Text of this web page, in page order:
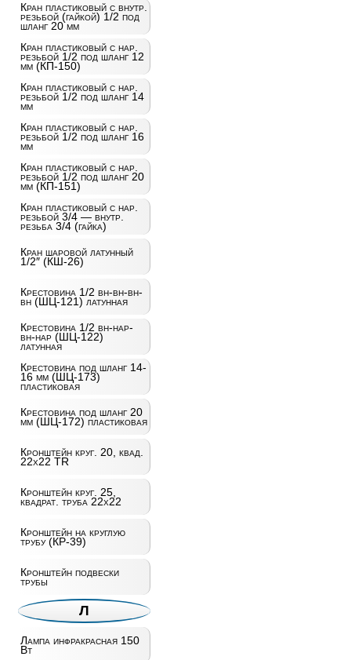
Кран пластиковый с внутр.
резьбой (гайкой) 1/2 под
шланг 20 мм
Кран пластиковый с нар.
резьбой 1/2 под шланг 12
мм (КП-150)
Кран пластиковый с нар.
резьбой 1/2 под шланг 14
мм
Кран пластиковый с нар.
резьбой 1/2 под шланг 16
мм
Кран пластиковый с нар.
резьбой 1/2 под шланг 20
мм (КП-151)
Кран пластиковый с нар.
резьбой 3/4 — внутр.
резьба 3/4 (гайка)
Кран шаровой латунный
1/2″ (КШ-26)
Крестовина 1/2 вн-вн-вн-
вн (ШЦ-121) латунная
Крестовина 1/2 вн-нар-
вн-нар (ШЦ-122)
латунная
Крестовина под шланг 14-
16 мм (ШЦ-173)
пластиковая
Крестовина под шланг 20
мм (ШЦ-172) пластиковая
Кронштейн круг. 20, квад.
22х22 TR
Кронштейн круг. 25,
квадрат. труба 22х22
Кронштейн на круглую
трубу (КР-39)
Кронштейн подвески
трубы
Л
Лампа инфракрасная 150
Вт